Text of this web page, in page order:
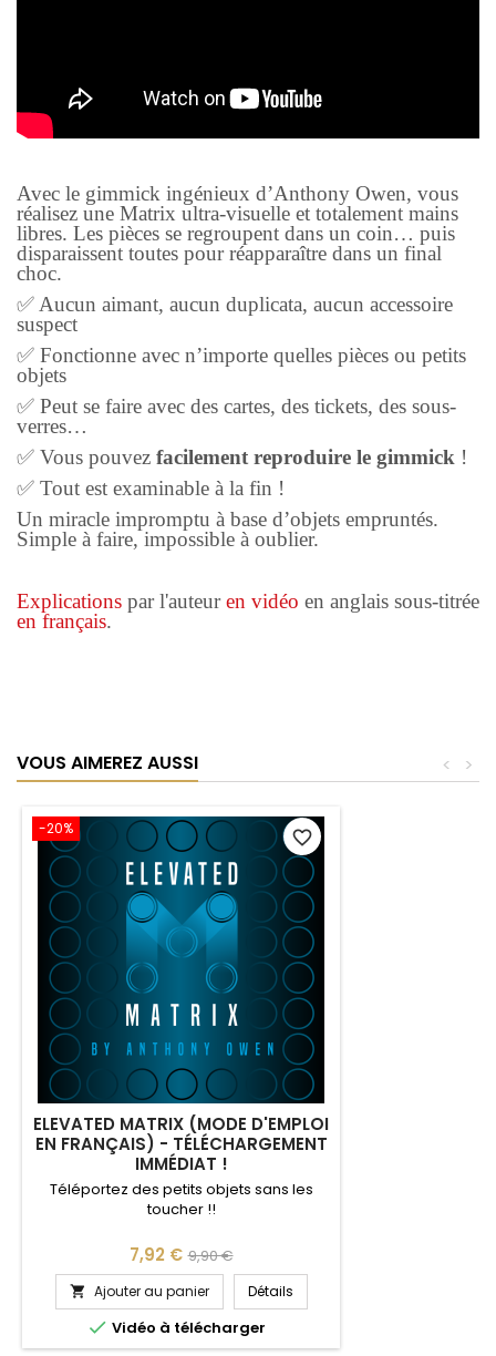
Avec le gimmick ingénieux d’Anthony Owen, vous
réalisez une Matrix ultra-visuelle et totalement mains
libres. Les pièces se regroupent dans un coin… puis
disparaissent toutes pour réapparaître dans un final
choc.
✅ Aucun aimant, aucun duplicata, aucun accessoire
suspect
✅ Fonctionne avec n’importe quelles pièces ou petits
objets
✅ Peut se faire avec des cartes, des tickets, des sous-
verres…
✅ Vous pouvez facilement reproduire le gimmick !
✅ Tout est examinable à la fin !
Un miracle impromptu à base d’objets empruntés.
Simple à faire, impossible à oublier.
Explications par l'auteuren vidéo en anglais sous-titrée
en français.
VOUS AIMEREZ AUSSI >
<
-20%
ELEVATED MATRIX (MODE D'EMPLOI
EN FRANÇAIS) - TÉLÉCHARGEMENT
IMMÉDIAT !
Téléportez des petits objets sans les
toucher !!
Prix
7,92 € Prix
de
base
9,90 €
 Ajouter au panier Détails
 Vidéo à télécharger
favorite_border